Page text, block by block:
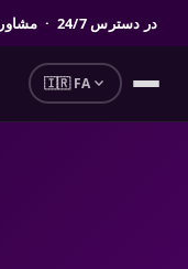
در دسترس 24/7
·
🇮🇷 FAexpand_more